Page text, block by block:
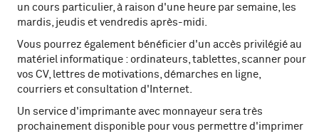
un cours particulier, à raison d'une heure par semaine, les
mardis, jeudis et vendredis après-midi.
Vous pourrez également bénéficier d'un accès privilégié au
matériel informatique : ordinateurs, tablettes, scanner pour
vos CV, lettres de motivations, démarches en ligne,
courriers et consultation d'Internet.
Un service d'imprimante avec monnayeur sera très
prochainement disponible pour vous permettre d'imprimer